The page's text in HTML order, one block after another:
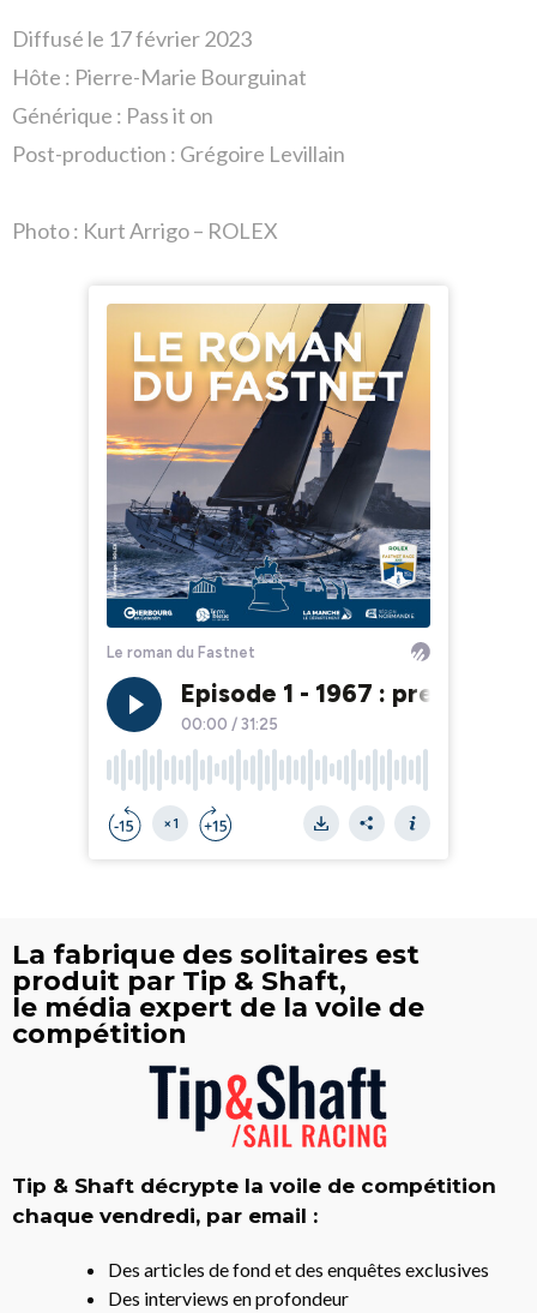
Diffusé le 17 février 2023
Hôte : Pierre-Marie Bourguinat
Générique : Pass it on
Post-production : Grégoire Levillain
Photo : Kurt Arrigo – ROLEX
La fabrique des solitaires est
produit par Tip & Shaft,
le média expert de la voile de
compétition
Tip & Shaft décrypte la voile de compétition
chaque vendredi, par email :
Des articles de fond et des enquêtes exclusives
Des interviews en profondeur